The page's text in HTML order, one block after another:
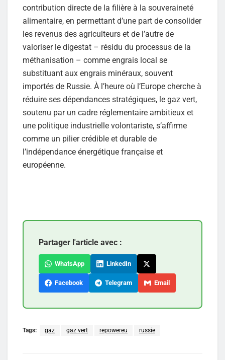
contribution directe de la filière à la souveraineté
alimentaire, en permettant d’une part de consolider
les revenus des agriculteurs et de l’autre de
valoriser le digestat – résidu du processus de la
méthanisation – comme engrais local se
substituant aux engrais minéraux, souvent
importés de Russie. À l’heure où l’Europe cherche à
réduire ses dépendances stratégiques, le gaz vert,
soutenu par un cadre réglementaire ambitieux et
une politique industrielle volontariste, s’affirme
comme un pilier crédible et durable de
l’indépendance énergétique française et
européenne.
Partager l'article avec :
WhatsApp LinkedIn
Facebook Telegram Email
Tags: gaz gaz vert repowereu russie